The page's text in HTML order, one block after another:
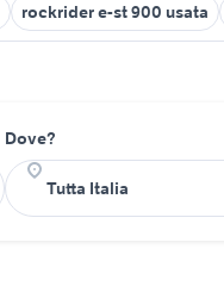
rockrider e-st 900 usata
Dove?